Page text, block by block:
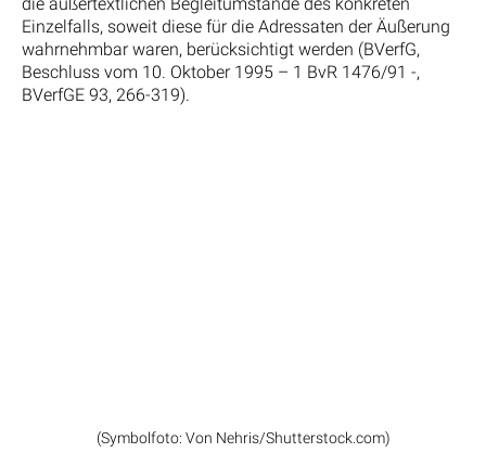
Einzelfalls, soweit diese für die Adressaten der Äußerung
wahrnehmbar waren, berücksichtigt werden (BVerfG,
Beschluss vom 10. Oktober 1995 – 1 BvR 1476/91 -,
BVerfGE 93, 266-319).
(Symbolfoto: Von Nehris/Shutterstock.com)